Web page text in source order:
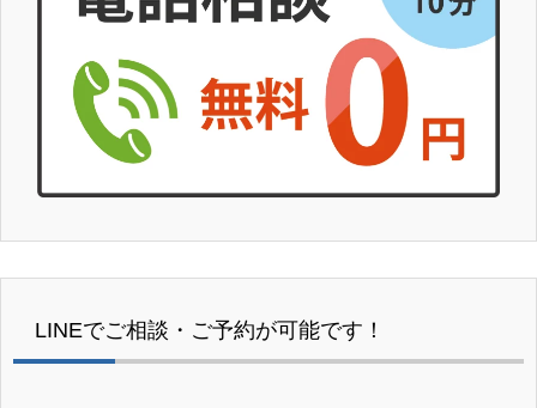
LINEでご相談・ご予約が可能です！